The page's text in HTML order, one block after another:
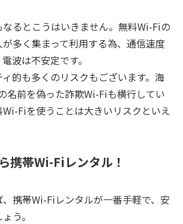
なるとこうはいきません。無料Wi-Fiの
多く集まって利用する為、通信速度
波は不安定です。
的も多くのリスクもございます。海
名前を偽った詐欺Wi-Fiも横行してい
Fiを使うことは大きいリスクといえ
携帯Wi-Fiレンタル！
携帯Wi-Fiレンタルが一番手軽で、安
う。